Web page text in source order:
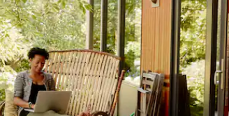
bas pour les parcourir ou en appuyant et en